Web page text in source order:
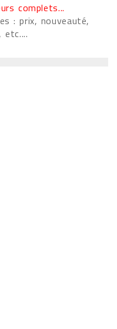
complets...
: prix, nouveauté,
etc....